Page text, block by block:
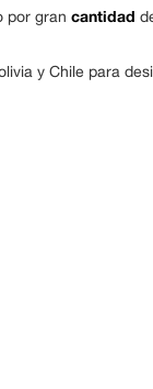
por gran cantidad
y Chile para